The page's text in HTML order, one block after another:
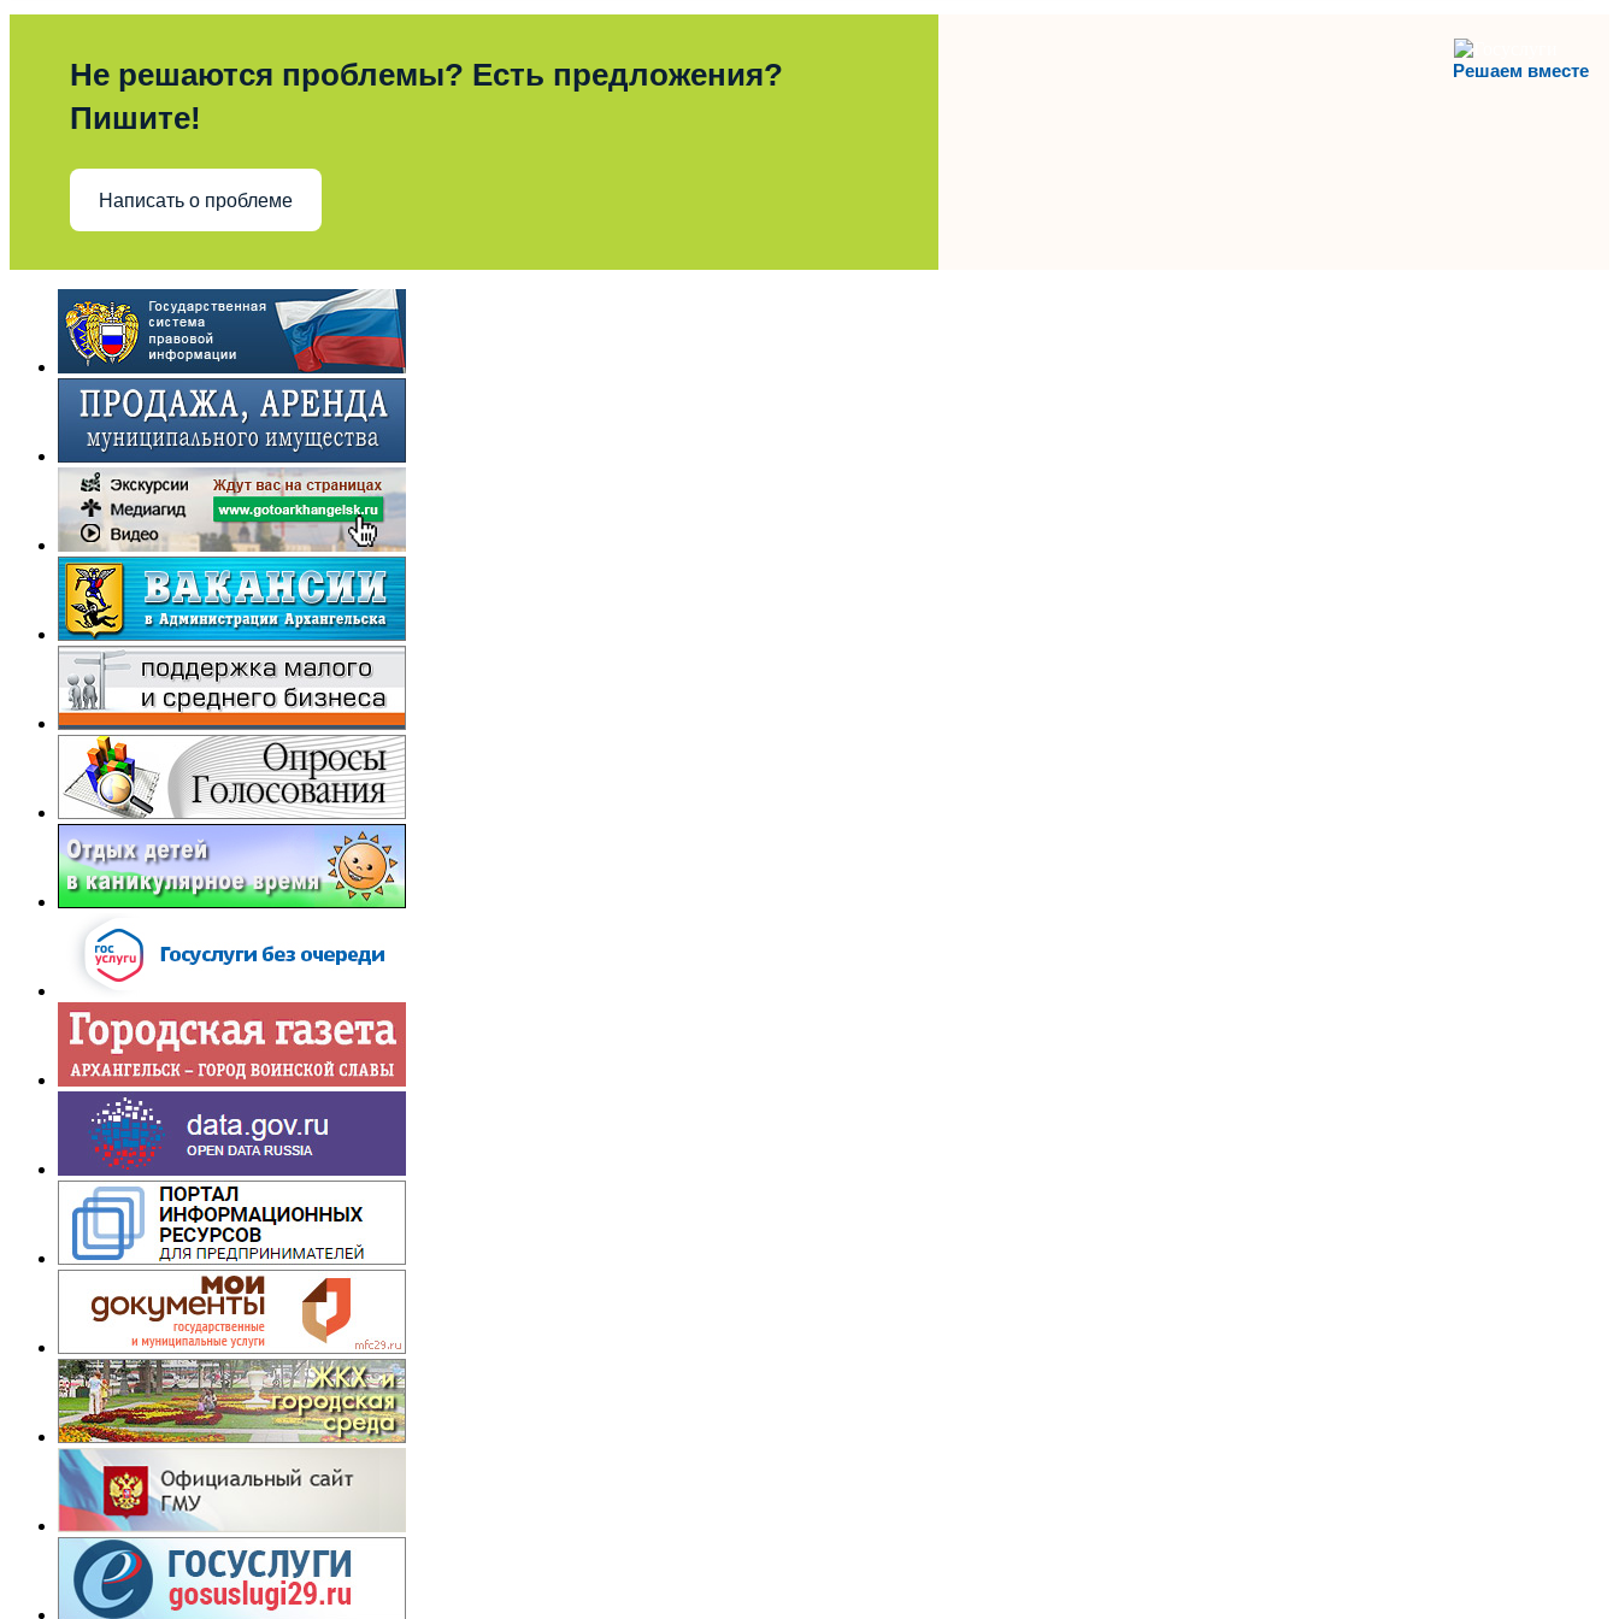
Решаем вместе
Не решаются проблемы? Есть предложения?
Пишите!
Написать о проблеме